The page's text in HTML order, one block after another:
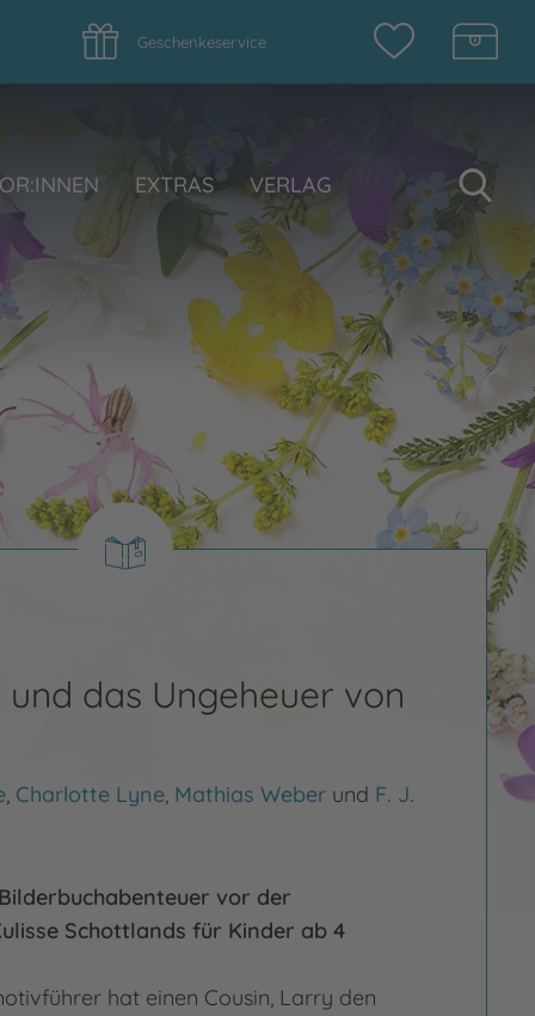
Geschenkeservice
EXTRAS VERLAG
das Ungeheuer von
, Charlotte Lyne, Mathias Weberund F. J.
vor der
Schottlands für Kinder ab 4
hat einen Cousin, Larry den